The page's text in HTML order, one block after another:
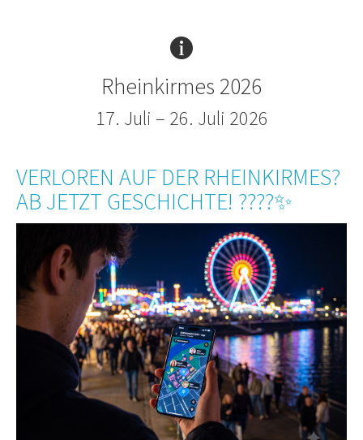
Rheinkirmes 2026
17. Juli – 26. Juli 2026
VERLOREN AUF DER RHEINKIRMES?
AB JETZT GESCHICHTE! ????✨